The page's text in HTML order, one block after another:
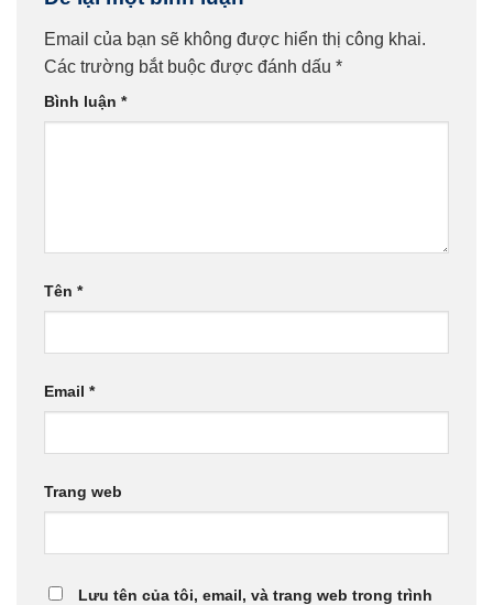
Email của bạn sẽ không được hiển thị công khai.
Các trường bắt buộc được đánh dấu *
Bình luận *
Tên *
Email *
Trang web
Lưu tên của tôi, email, và trang web trong trình